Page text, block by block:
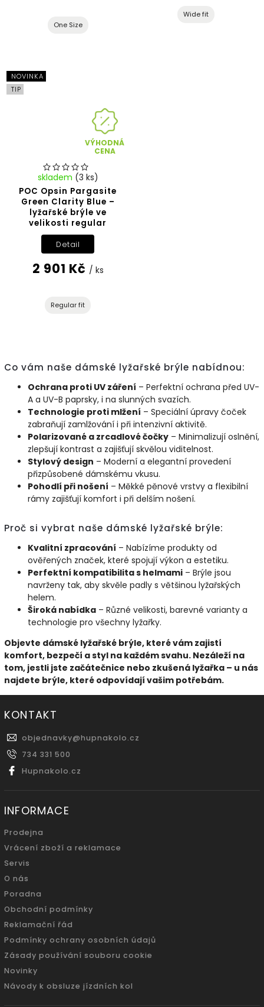
One Size
Wide fit
NOVINKA
TIP
VÝHODNÁ
CENA
POC Opsin Pargasite
Green Clarity Blue –
lyžařské brýle ve
velikosti regular
skladem (3 ks)
2 901 Kč / ks
Detail
Regular fit
Co vám naše dámské lyžařské brýle nabídnou:
Ochrana proti UV záření – Perfektní ochrana před UV-
A a UV-B paprsky, i na slunných svazích.
Technologie proti mlžení – Speciální úpravy čoček
zabraňují zamlžování i při intenzivní aktivitě.
Polarizované a zrcadlové čočky – Minimalizují oslnění,
zlepšují kontrast a zajišťují skvělou viditelnost.
Stylový design – Moderní a elegantní provedení
přizpůsobené dámskému vkusu.
Pohodlí při nošení – Měkké pěnové vrstvy a flexibilní
rámy zajišťují komfort i při delším nošení.
Proč si vybrat naše dámské lyžařské brýle:
Kvalitní zpracování – Nabízíme produkty od
ověřených značek, které spojují výkon a estetiku.
Perfektní kompatibilita s helmami – Brýle jsou
navrženy tak, aby skvěle padly s většinou lyžařských
helem.
Široká nabídka – Různé velikosti, barevné varianty a
technologie pro všechny lyžařky.
Objevte dámské lyžařské brýle, které vám zajistí
komfort, bezpečí a styl na každém svahu. Nezáleží na
tom, jestli jste začátečnice nebo zkušená lyžařka – u nás
najdete brýle, které odpovídají vašim potřebám.
KONTAKT
objednavky@hupnakolo.cz
734 331 500
Hupnakolo.cz
INFORMACE
Prodejna
Vrácení zboží a reklamace
Servis
O nás
Poradna
Obchodní podmínky
Reklamační řád
Podmínky ochrany osobních údajů
Zásady používání souboru cookie
Novinky
Návody k obsluze jízdních kol